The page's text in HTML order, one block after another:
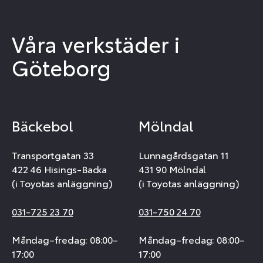
Våra verkstäder i
Göteborg
Bäckebol
Transportgatan 33
422 46 Hisings-Backa
(i Toyotas anläggning)
031-725 23 70
Måndag–fredag: 08:00–
17:00
Mölndal
Lunnagårdsgatan 11
431 90 Mölndal
(i Toyotas anläggning)
031-750 24 70
Måndag–fredag: 08:00–
17:00